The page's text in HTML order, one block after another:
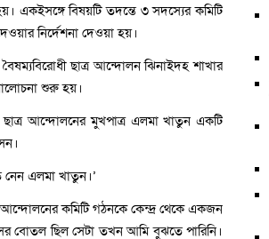
একইসঙ্গে বিষয়টি তদন্তে ৩ সদস্যের কমিটি
নির্দেশনা দেওয়া হয়।
ছাত্র আন্দোলন ঝিনাইদহ শাখার
শুরু হয়।
ছাত্র আন্দোলনের মুখপাত্র এলমা খাতুন একটি
এলমা খাতুন।’
আন্দোলনের কমিটি গঠনকে কেন্দ্র থেকে একজন
বোতল ছিল সেটা তখন আমি বুঝতে পারিনি।